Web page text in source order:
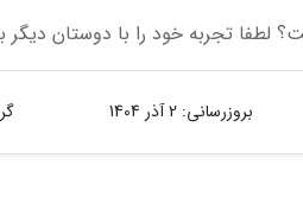
لطفا تجربه خود را با دوستان دیگر
بروزرسانی:2 آذر 1404